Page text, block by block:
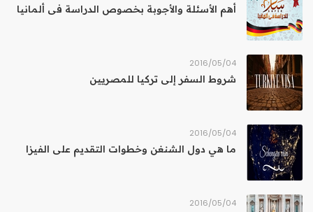
أهم الأسئلة والأجوبة بخصوص الدراسة فى ألمانيا
04‏/05‏/2016
شروط السفر إلى تركيا للمصريين
04‏/05‏/2016
ما هي دول الشنغن وخطوات التقديم على الفيزا
04‏/05‏/2016